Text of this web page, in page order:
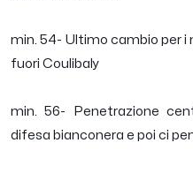
min. 54- Ultimo cambio per i
fuori Coulibaly
min. 56- Penetrazione
difesa bianconera e poi ci